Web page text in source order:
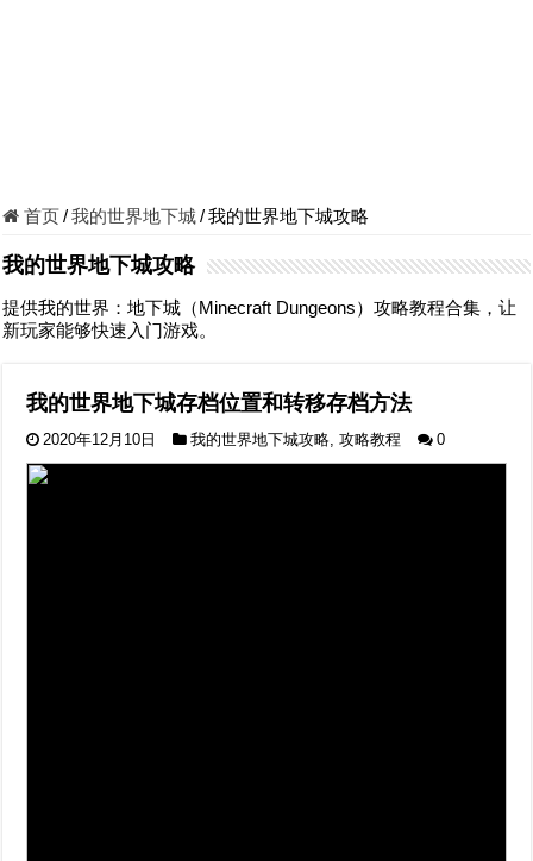
首页/我的世界地下城/我的世界地下城攻略
我的世界地下城攻略
提供我的世界：地下城（Minecraft Dungeons）攻略教程合集，让
新玩家能够快速入门游戏。
我的世界地下城存档位置和转移存档方法
2020年12月10日 我的世界地下城攻略,攻略教程 0